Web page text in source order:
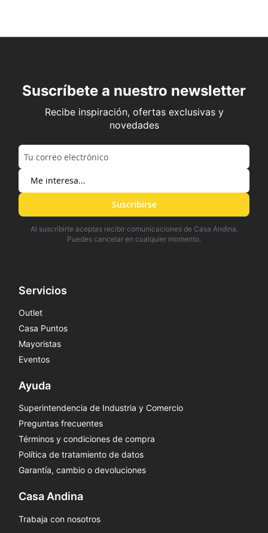
Suscríbete a nuestro newsletter
Recibe inspiración, ofertas exclusivas y
novedades
Suscribirse
Al suscribirte aceptas recibir comunicaciones de Casa Andina.
Puedes cancelar en cualquier momento.
Servicios
Outlet
Casa Puntos
Mayoristas
Eventos
Ayuda
Superintendencia de Industria y Comercio
Preguntas frecuentes
Términos y condiciones de compra
Política de tratamiento de datos
Garantía, cambio o devoluciones
Casa Andina
Trabaja con nosotros